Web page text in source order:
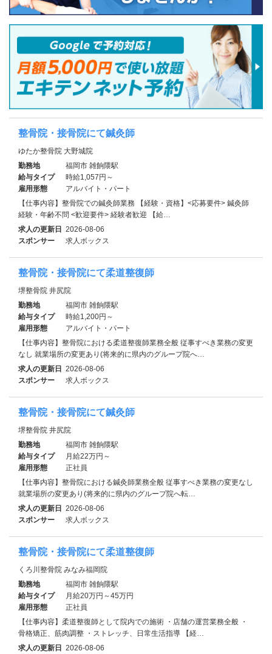
整骨院・接骨院にて鍼灸師
ゆたか整骨院 大野城院
勤務地
福岡市 雑餉隈駅
給与タイプ
時給1,057円～
雇用形態
アルバイト・パート
【仕事内容】整骨院での鍼灸師業務 【経験・資格】<応募要件> 鍼灸師
経験・年齢不問 <歓迎要件> 経験者歓迎 【給…
求人の更新日 2026-08-06
スポンサー
求人ボックス
整骨院・接骨院にて柔道整復師
堺整骨院 井尻院
勤務地
福岡市 雑餉隈駅
給与タイプ
時給1,200円～
雇用形態
アルバイト・パート
【仕事内容】整骨院における柔道整復師業務全般 従事すべき業務の変更
なし 就業場所の変更あり(将来的に県内のグループ院へ…
求人の更新日 2026-08-06
スポンサー
求人ボックス
整骨院・接骨院にて鍼灸師
堺整骨院 井尻院
勤務地
福岡市 雑餉隈駅
給与タイプ
月給22万円～
雇用形態
正社員
【仕事内容】整骨院における鍼灸師業務全般 従事すべき業務の変更なし
就業場所の変更あり(将来的に県内のグループ院へ転…
求人の更新日 2026-08-06
スポンサー
求人ボックス
整骨院・接骨院にて柔道整復師
くろ川整骨院 みなみ福岡院
勤務地
福岡市 雑餉隈駅
給与タイプ
月給20万円～45万円
雇用形態
正社員
【仕事内容】柔道整復師として院内での施術 ・店舗の運営業務全般 ・
骨格矯正、筋肉調整 ・ストレッチ、日常生活指導 【経…
求人の更新日 2026-08-06